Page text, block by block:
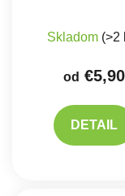
Skladom (>2
od €5,90
DETAIL